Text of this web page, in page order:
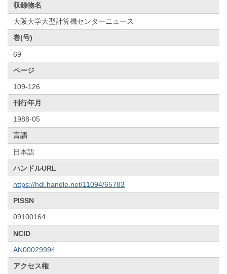
収録物名
大阪大学大型計算機センターニュース
巻(号)
69
ページ
109-126
刊行年月
1988-05
言語
日本語
ハンドルURL
https://hdl.handle.net/11094/65783
PISSN
09100164
NCID
AN00029994
アクセス権